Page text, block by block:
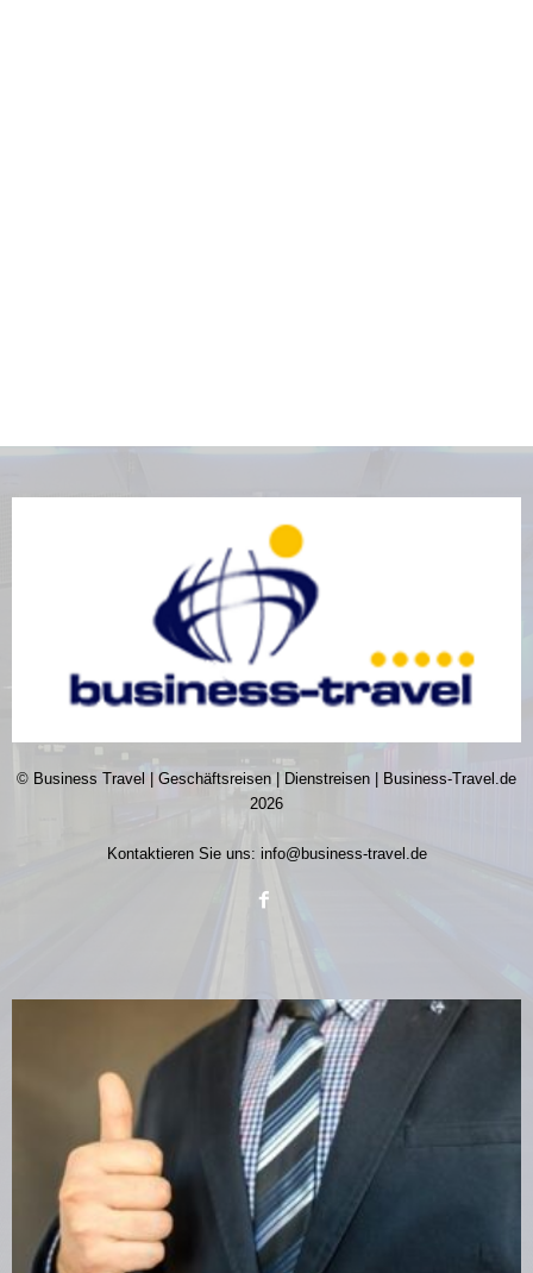
© Business Travel | Geschäftsreisen | Dienstreisen | Business-Travel.de
2026
Kontaktieren Sie uns: info@business-travel.de